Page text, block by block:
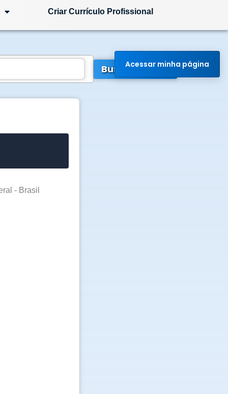
Criar Currículo Profissional
Buscar Vagas
- Brasil
Acessar minha página